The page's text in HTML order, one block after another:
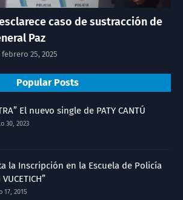
caso de sustracción de
Paz
febrero 25, 2025
Popular Posts
El nuevo single de PATY CANTÚ
30, 2023
la Inscripción en la Escuela de Policía
VUCETICH”
17, 2015